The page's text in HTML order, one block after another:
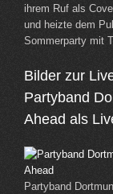
ihrem Ruf als
und heizte dem
Sommerparty mit
Bilder zur
Partyband
Ahead als
Partyband